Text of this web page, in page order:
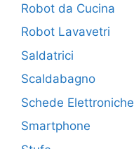
Robot da Cucina
Robot Lavavetri
Saldatrici
Scaldabagno
Schede Elettroniche
Smartphone